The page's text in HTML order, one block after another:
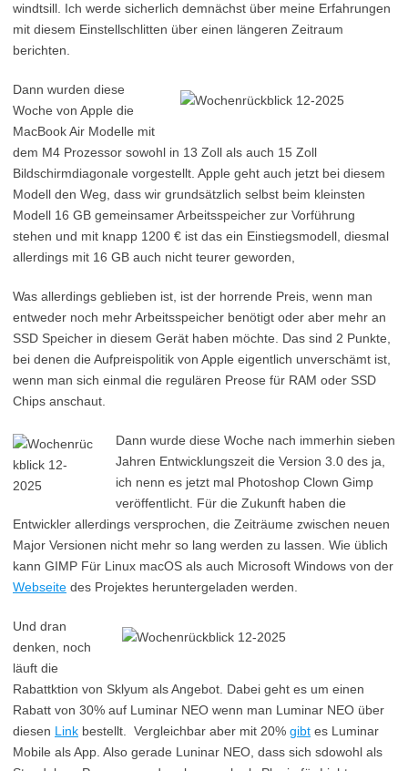
windtsill. Ich werde sicherlich demnächst über meine Erfahrungen
mit diesem Einstellschlitten über einen längeren Zeitraum
berichten.
Dann wurden diese
Woche von Apple die
MacBook Air Modelle mit
dem M4 Prozessor sowohl in 13 Zoll als auch 15 Zoll
Bildschirmdiagonale vorgestellt. Apple geht auch jetzt bei diesem
Modell den Weg, dass wir grundsätzlich selbst beim kleinsten
Modell 16 GB gemeinsamer Arbeitsspeicher zur Vorführung
stehen und mit knapp 1200 € ist das ein Einstiegsmodell, diesmal
allerdings mit 16 GB auch nicht teurer geworden,
Was allerdings geblieben ist, ist der horrende Preis, wenn man
entweder noch mehr Arbeitsspeicher benötigt oder aber mehr an
SSD Speicher in diesem Gerät haben möchte. Das sind 2 Punkte,
bei denen die Aufpreispolitik von Apple eigentlich unverschämt ist,
wenn man sich einmal die regulären Preose für RAM oder SSD
Chips anschaut.
Dann wurde diese Woche nach immerhin sieben
Jahren Entwicklungszeit die Version 3.0 des ja,
ich nenn es jetzt mal Photoshop Clown Gimp
veröffentlicht. Für die Zukunft haben die
Entwickler allerdings versprochen, die Zeiträume zwischen neuen
Major Versionen nicht mehr so lang werden zu lassen. Wie üblich
kann GIMP Für Linux macOS als auch Microsoft Windows von der
Webseite des Projektes heruntergeladen werden.
Und dran
denken, noch
läuft die
Rabattktion von Sklyum als Angebot. Dabei geht es um einen
Rabatt von 30% auf Luminar NEO wenn man Luminar NEO über
diesen Link bestellt. Vergleichbar aber mit 20% gibt es Luminar
Mobile als App. Also gerade Luninar NEO, dass sich sdowohl als